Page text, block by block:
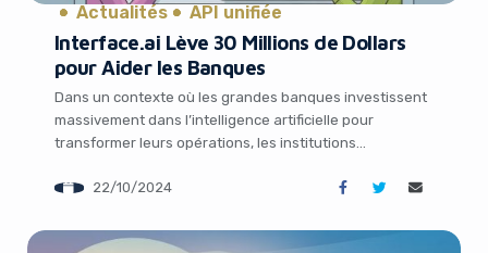
Actualités API unifiée
Interface.ai Lève 30 Millions de Dollars
pour Aider les Banques
Dans un contexte où les grandes banques investissent
massivement dans l’intelligence artificielle pour
transformer leurs opérations, les institutions
souvent à suivre le rythme, faute de ressources. C’est là
d’automatisation destinée aux banques, qui vient de
22/10/2024
Yes, I will turn off Ad-Blocker
No Thanks